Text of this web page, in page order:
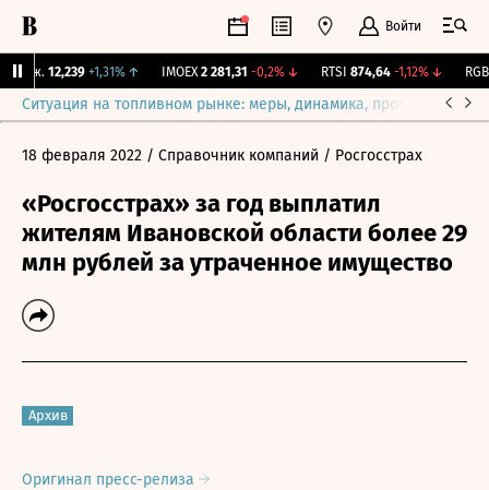
Войти
12,239 +1,31% ↑ IMOEX 2 281,31 -0,2%↓ RTSI 874,64 -1,12%↓ RGBI
Ситуация на топливном рынке: меры, динамика, прогнозы
18 февраля 2022 / Справочник компаний / Росгосстрах
«Росгосстрах» за год выплатил
жителям Ивановской области более 29
млн рублей за утраченное имущество
Архив
Оригинал пресс-релиза